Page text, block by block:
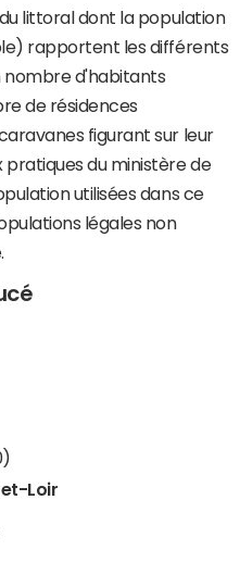
littoral dont la population
rapportent les différents
nombre d'habitants
de résidences
figurant sur leur
du ministère de
utilisées dans ce
légales non
et-Loir